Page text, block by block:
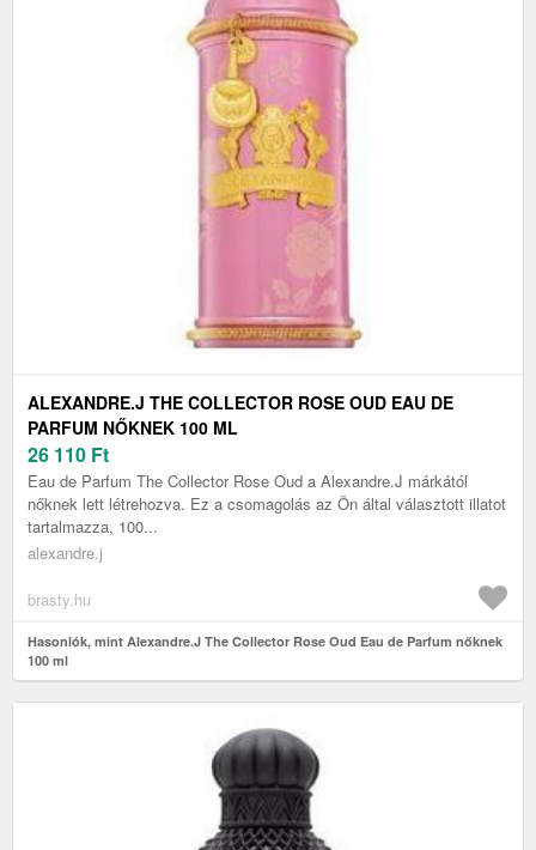
ALEXANDRE.J THE COLLECTOR ROSE OUD EAU DE
PARFUM NŐKNEK 100 ML
26 110 Ft
Eau de Parfum The Collector Rose Oud a Alexandre.J márkától
nőknek lett létrehozva. Ez a csomagolás az Ön által választott illatot
tartalmazza, 100...
alexandre.j
brasty.hu
Hasonlók, mint Alexandre.J The Collector Rose Oud Eau de Parfum nőknek
100 ml